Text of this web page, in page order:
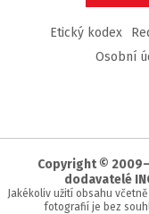
Etický kodex
Osobní
Copyright ©
dodavatelé
Jakékoliv užití obsahu
fotografií je bez